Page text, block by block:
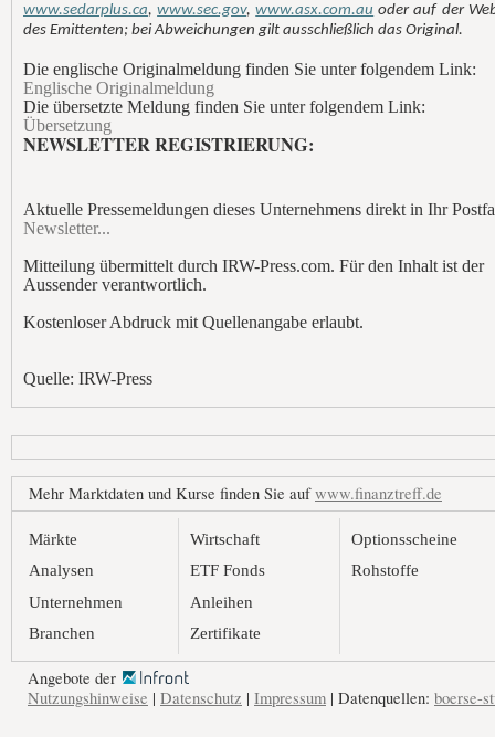
www.sedarplus.ca,www.sec.gov,www.asx.com.au oder auf der
des Emittenten; bei Abweichungen gilt ausschließlich das Original.
Die englische Originalmeldung finden Sie unter folgendem Link:
Englische Originalmeldung
Die übersetzte Meldung finden Sie unter folgendem Link:
Übersetzung
NEWSLETTER REGISTRIERUNG:
Aktuelle Pressemeldungen dieses Unternehmens direkt in Ihr
Newsletter...
Mitteilung übermittelt durch IRW-Press.com. Für den Inhalt ist der
Aussender verantwortlich.
Kostenloser Abdruck mit Quellenangabe erlaubt.
Quelle: IRW-Press
Mehr Marktdaten und Kurse finden Sie aufwww.finanztreff.de
Märkte
Analysen
Unternehmen
Branchen
Wirtschaft
ETF Fonds
Anleihen
Zertifikate
Optionsscheine
Rohstoffe
Angebote der
Nutzungshinweise | Datenschutz | Impressum | Datenquellen: boerse-